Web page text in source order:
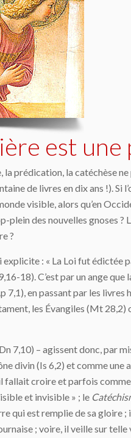
est une
prédication, la catéchèse
de livres en dix ans !).
visible, alors qu’en
des nouvelles gnoses
?
: « La Loi fut édictée
18). C’est par un ange
7,1), en passant par les
les Évangiles (Mt
7,10) – agissent donc, par
divin (Is 6,2) et comme
fallait croire et parfois
et invisible » ; le
qui est remplie de sa
; voire, il veille sur